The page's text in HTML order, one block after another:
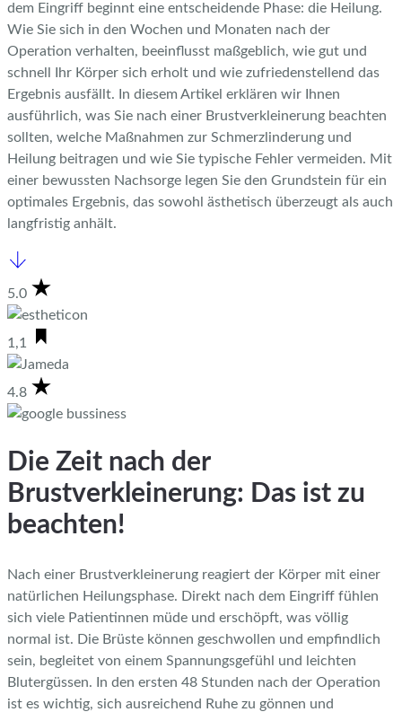
dem Eingriff beginnt eine entscheidende Phase: die Heilung.
Wie Sie sich in den Wochen und Monaten nach der
Operation verhalten, beeinflusst maßgeblich, wie gut und
schnell Ihr Körper sich erholt und wie zufriedenstellend das
Ergebnis ausfällt. In diesem Artikel erklären wir Ihnen
ausführlich, was Sie nach einer Brustverkleinerung beachten
sollten, welche Maßnahmen zur Schmerzlinderung und
Heilung beitragen und wie Sie typische Fehler vermeiden. Mit
einer bewussten Nachsorge legen Sie den Grundstein für ein
optimales Ergebnis, das sowohl ästhetisch überzeugt als auch
langfristig anhält.
5.0
1,1
4.8
Die Zeit nach der
Brustverkleinerung: Das ist zu
beachten!
Nach einer Brustverkleinerung reagiert der Körper mit einer
natürlichen Heilungsphase. Direkt nach dem Eingriff fühlen
sich viele Patientinnen müde und erschöpft, was völlig
normal ist. Die Brüste können geschwollen und empfindlich
sein, begleitet von einem Spannungsgefühl und leichten
Blutergüssen. In den ersten 48 Stunden nach der Operation
ist es wichtig, sich ausreichend Ruhe zu gönnen und